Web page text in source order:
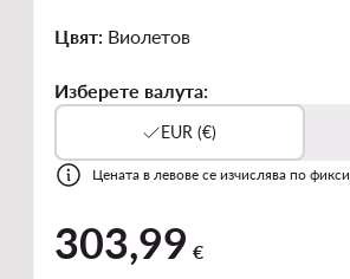
Цвят:Виолетов
Изберете валута:
EUR (€)
Цената в левове се изчислява по
303,99 €
303,99 €